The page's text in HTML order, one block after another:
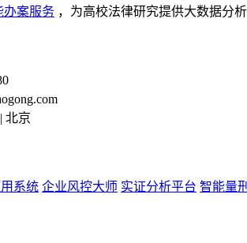
办案服务 ，为高校法律研究提供大数据分
北京
系统 企业风控大师 实证分析平台 智能量